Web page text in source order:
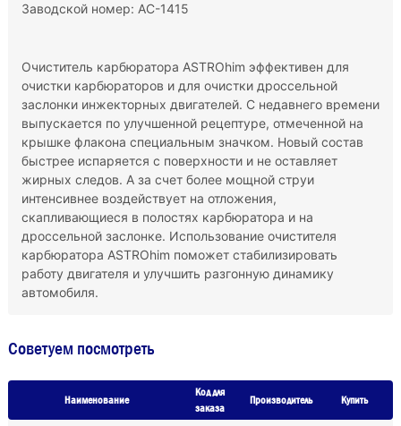
Заводской номер: АС-1415
Очиститель карбюратора ASTROhim эффективен для
очистки карбюраторов и для очистки дроссельной
заслонки инжекторных двигателей. С недавнего времени
выпускается по улучшенной рецептуре, отмеченной на
крышке флакона специальным значком. Новый состав
быстрее испаряется с поверхности и не оставляет
жирных следов. А за счет более мощной струи
интенсивнее воздействует на отложения,
скапливающиеся в полостях карбюратора и на
дроссельной заслонке. Использование очистителя
карбюратора ASTROhim поможет стабилизировать
работу двигателя и улучшить разгонную динамику
автомобиля.
Советуем посмотреть
Наименование
Код для
заказа
Производитель Купить